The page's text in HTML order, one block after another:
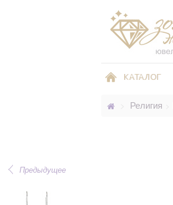
КАТАЛОГ
Религия
Предыдущее